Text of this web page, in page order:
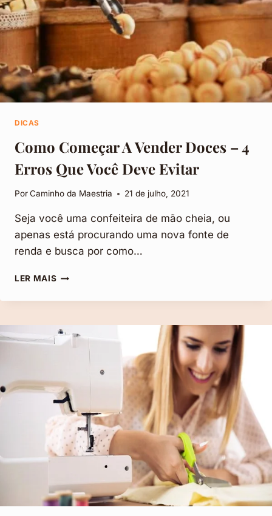
DICAS
Como Começar A Vender Doces – 4
Erros Que Você Deve Evitar
PorCaminho da Maestria 21 de julho, 2021
Seja você uma confeiteira de mão cheia, ou
apenas está procurando uma nova fonte de
renda e busca por como…
LER MAISCOMO
A
DOCES
VOCÊ
DEVE
EVITAR